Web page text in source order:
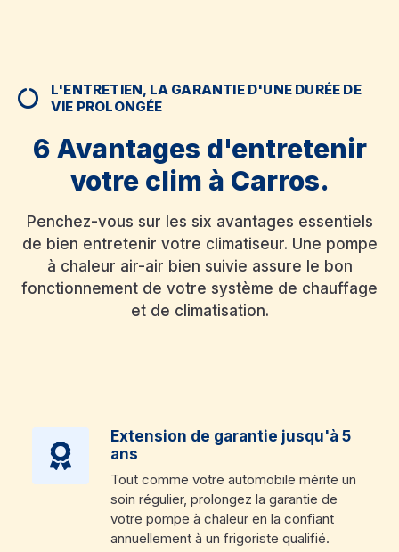
L'ENTRETIEN, LA GARANTIE D'UNE DURÉE DE
VIE PROLONGÉE
6 Avantages d'entretenir
votre clim à Carros.
Penchez-vous sur les six avantages essentiels
de bien entretenir votre climatiseur. Une pompe
à chaleur air-air bien suivie assure le bon
fonctionnement de votre système de chauffage
et de climatisation.
Extension de garantie jusqu'à 5
ans
Tout comme votre automobile mérite un
soin régulier, prolongez la garantie de
votre pompe à chaleur en la confiant
annuellement à un frigoriste qualifié.